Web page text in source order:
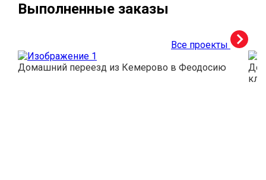
Выполненные заказы
Все проекты
Домашний переезд из Кемерово в Феодосию